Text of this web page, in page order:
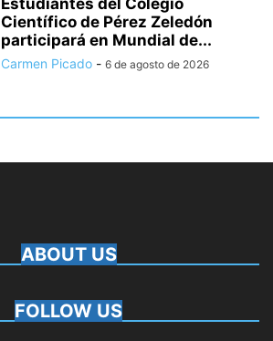
Estudiantes del Colegio
Científico de Pérez Zeledón
participará en Mundial de...
Carmen Picado - 6 de agosto de 2026
ABOUT US
FOLLOW US